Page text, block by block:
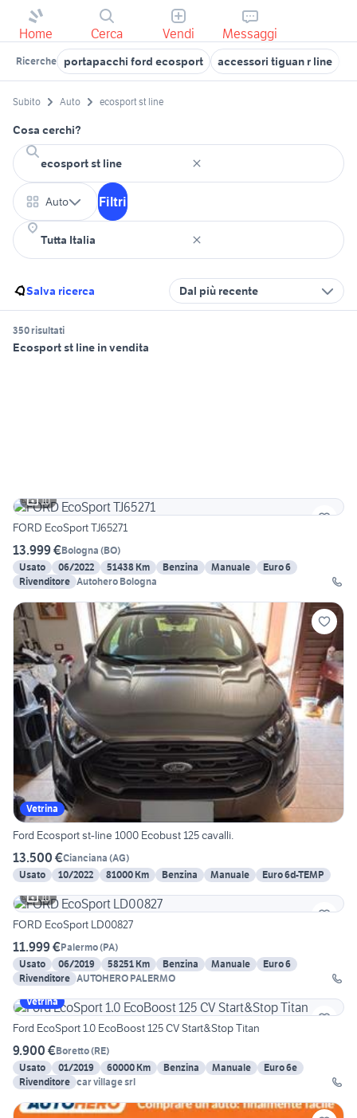
Home Cerca Vendi Messaggi
Ricerche portapacchi ford ecosport accessori tiguan r line
Subito Auto ecosport st line
Cosa cerchi?
Auto Filtri
Salva ricerca Dal più recente
350 risultati
Ecosport st line in vendita
10
FORD EcoSport TJ65271
13.999 €Bologna (BO)
Usato
06/2022 51438 Km Benzina Manuale
Euro 6
Rivenditore Autohero Bologna
Vetrina
Ford Ecosport st-line 1000 Ecobust 125 cavalli.
13.500 €Cianciana (AG)
Usato
10/2022 81000 Km Benzina Manuale
Euro 6d-TEMP
10
FORD EcoSport LD00827
11.999 €Palermo(PA)
Usato
06/2019 58251 Km Benzina Manuale
Euro 6
Rivenditore AUTOHERO PALERMO
Vetrina
Ford EcoSport 1.0 EcoBoost 125 CV Start&Stop Titan
9.900 €Boretto(RE)
Usato
01/2019 60000 Km Benzina Manuale
Euro 6e
Rivenditore car village srl